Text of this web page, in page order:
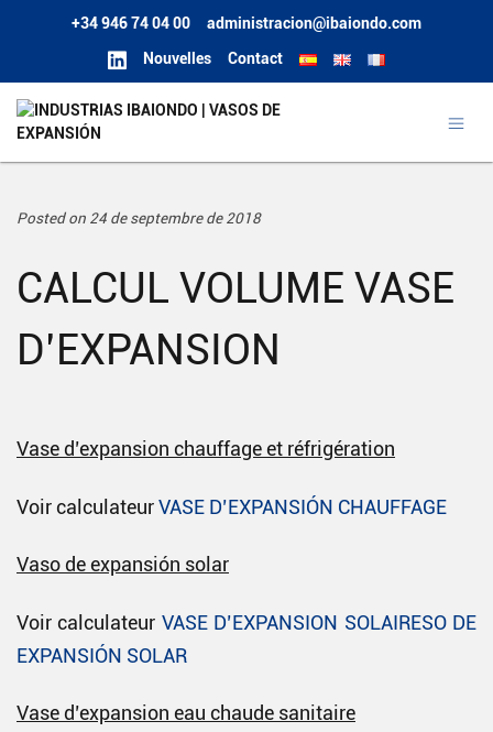
+34 946 74 04 00 administracion@ibaiondo.com
Nouvelles Contact
Posted on 24 de septembre de 2018
CALCUL VOLUME VASE
D’EXPANSION
Vase d’expansion chauffage et réfrigération
Voir calculateurVASE D’EXPANSIÓN CHAUFFAGE
Vaso de expansión solar
Voir calculateur VASE D’EXPANSION SOLAIRESO DE
EXPANSIÓN SOLAR
Vase d’expansion eau chaude sanitaire